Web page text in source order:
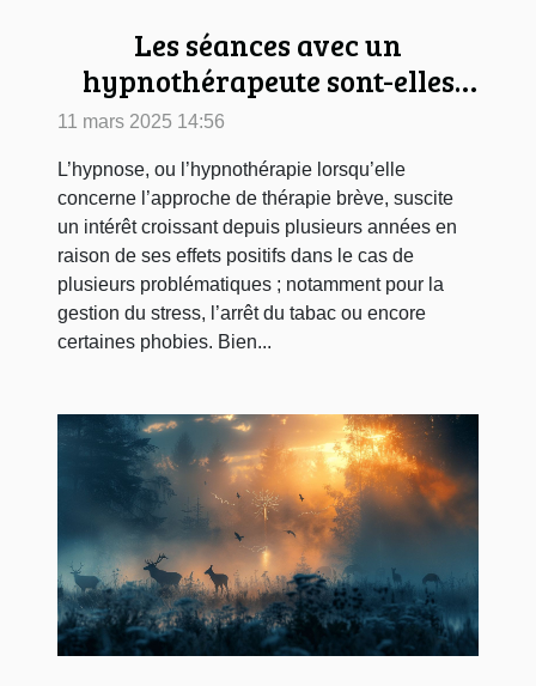
Les séances avec un
hypnothérapeute sont-elles
remboursées ?
11 mars 2025 14:56
L’hypnose, ou l’hypnothérapie lorsqu’elle
concerne l’approche de thérapie brève, suscite
un intérêt croissant depuis plusieurs années en
raison de ses effets positifs dans le cas de
plusieurs problématiques ; notamment pour la
gestion du stress, l’arrêt du tabac ou encore
certaines phobies. Bien...